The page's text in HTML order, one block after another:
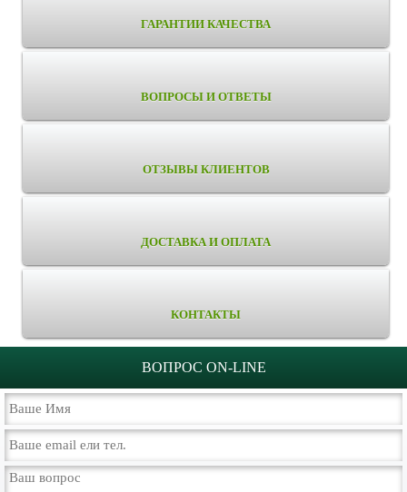
ГАРАНТИИ КАЧЕСТВА
ВОПРОСЫ И ОТВЕТЫ
ОТЗЫВЫ КЛИЕНТОВ
ДОСТАВКА И ОПЛАТА
КОНТАКТЫ
ВОПРОС ON-LINE